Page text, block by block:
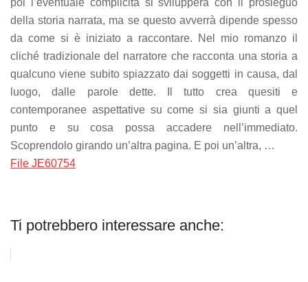
poi l’eventuale complicità si svilupperà con il prosieguo
della storia narrata, ma se questo avverrà dipende spesso
da come si è iniziato a raccontare. Nel mio romanzo il
cliché tradizionale del narratore che racconta una storia a
qualcuno viene subito spiazzato dai soggetti in causa, dal
luogo, dalle parole dette. Il tutto crea quesiti e
contemporanee aspettative su come si sia giunti a quel
punto e su cosa possa accadere nell’immediato.
Scoprendolo girando un’altra pagina. E poi un’altra, …
File JE60754
Ti potrebbero interessare anche: